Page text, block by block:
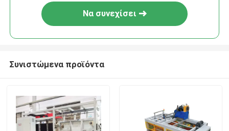
Να συνεχίσει
Συνιστώμενα προϊόντα